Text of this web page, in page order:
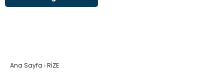
Ana Sayfa ›RİZE